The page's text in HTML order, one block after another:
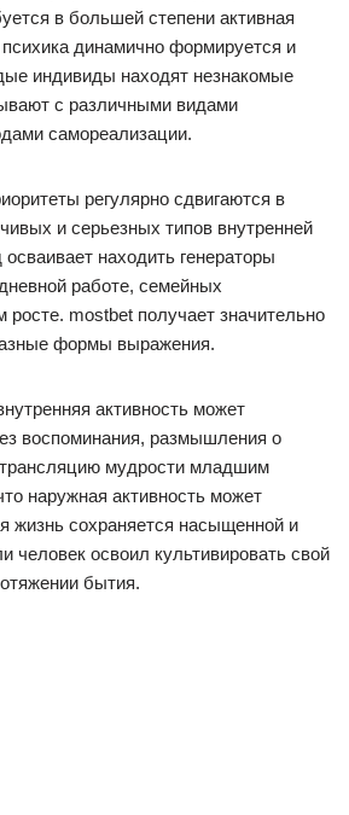
в большей степени активная
психика динамично формируется и
индивиды находят незнакомые
с различными видами
самореализации.
регулярно сдвигаются в
и серьезных типов внутренней
находить генераторы
работе, семейных
mostbet получает значительно
формы выражения.
активность может
воспоминания, размышления о
мудрости младшим
наружная активность может
жизнь сохраняется насыщенной и
человек освоил культивировать свой
бытия.